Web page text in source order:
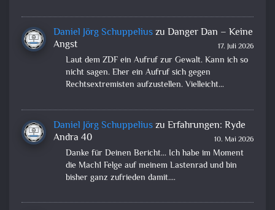
Daniel Jörg Schuppeliuszu Danger Dan – Keine
Angst
17. Juli 2026
Laut dem ZDF ein Aufruf zur Gewalt. Kann ich so
nicht sagen. Eher ein Aufruf sich gegen
Rechtsextremisten aufzustellen. Vielleicht…
Daniel Jörg Schuppeliuszu Erfahrungen: Ryde
Andra 40
10. Mai 2026
Danke für Deinen Bericht... Ich habe im Moment
die Mach1 Felge auf meinem Lastenrad und bin
bisher ganz zufrieden damit.…